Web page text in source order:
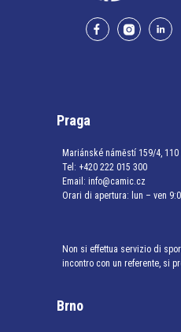
Praga
Mariánské náměstí 159/4,
Tel: +420 222 015 300
Email: info@camic.cz
Orari di apertura: lun – ven
Non si effettua servizio di
incontro con un referente, si
Brno